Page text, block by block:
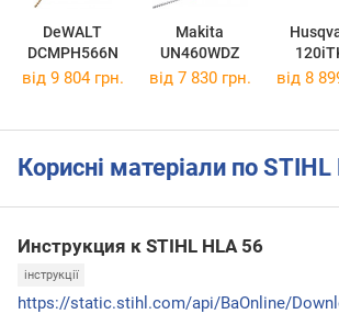
DeWALT
DCMPH566N
Makita
UN460WDZ
від 9 804 грн. від 7 830 грн. від 8
Корисні матеріали по
Инструкция к STIHL HLA 56
інструкції